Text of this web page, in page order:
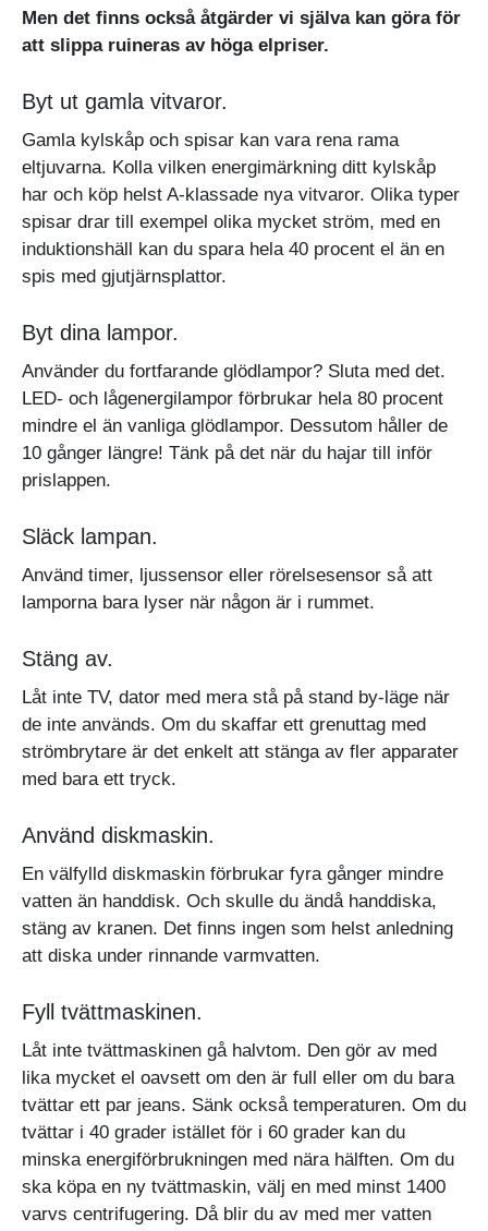
Men det finns också åtgärder vi själva kan göra för
att slippa ruineras av höga elpriser.
Byt ut gamla vitvaror.
Gamla kylskåp och spisar kan vara rena rama
eltjuvarna. Kolla vilken energimärkning ditt kylskåp
har och köp helst A-klassade nya vitvaror. Olika typer
spisar drar till exempel olika mycket ström, med en
induktionshäll kan du spara hela 40 procent el än en
spis med gjutjärnsplattor.
Byt dina lampor.
Använder du fortfarande glödlampor? Sluta med det.
LED- och lågenergilampor förbrukar hela 80 procent
mindre el än vanliga glödlampor. Dessutom håller de
10 gånger längre! Tänk på det när du hajar till inför
prislappen.
Släck lampan.
Använd timer, ljussensor eller rörelsesensor så att
lamporna bara lyser när någon är i rummet.
Stäng av.
Låt inte TV, dator med mera stå på stand by-läge när
de inte används. Om du skaffar ett grenuttag med
strömbrytare är det enkelt att stänga av fler apparater
med bara ett tryck.
Använd diskmaskin.
En välfylld diskmaskin förbrukar fyra gånger mindre
vatten än handdisk. Och skulle du ändå handdiska,
stäng av kranen. Det finns ingen som helst anledning
att diska under rinnande varmvatten.
Fyll tvättmaskinen.
Låt inte tvättmaskinen gå halvtom. Den gör av med
lika mycket el oavsett om den är full eller om du bara
tvättar ett par jeans. Sänk också temperaturen. Om du
tvättar i 40 grader istället för i 60 grader kan du
minska energiförbrukningen med nära hälften. Om du
ska köpa en ny tvättmaskin, välj en med minst 1400
varvs centrifugering. Då blir du av med mer vatten